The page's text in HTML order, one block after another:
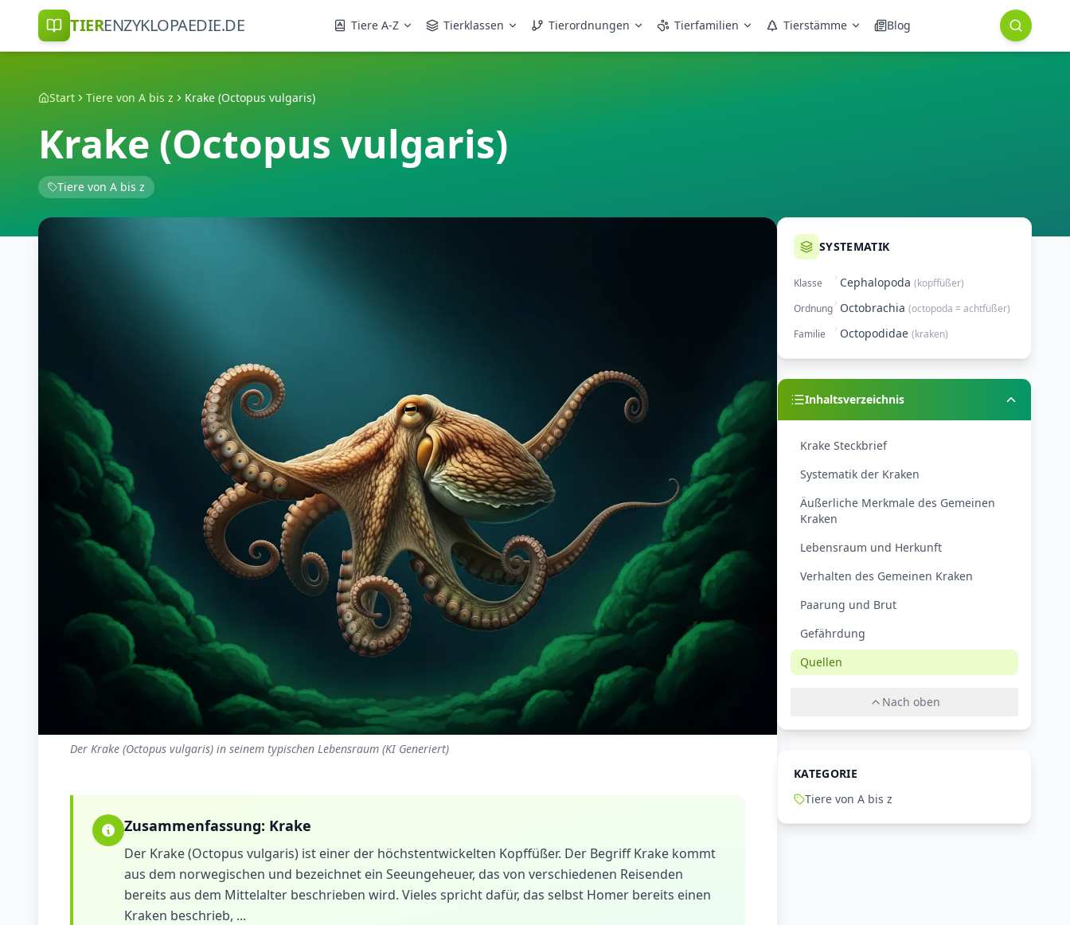
TIERENZYKLOPAEDIE.DE Tiere A-Z Tierklassen Tierordnungen Tierfamilien Tierstämme Blog
Start Tiere von A bis z Krake (Octopus vulgaris)
Krake (Octopus vulgaris)
Tiere von A bis z
Der Krake (Octopus vulgaris) in seinem typischen Lebensraum (KI Generiert)
Zusammenfassung: Krake
Der Krake (Octopus vulgaris) ist einer der höchstentwickelten Kopffüßer. Der Begriff Krake kommt
aus dem norwegischen und bezeichnet ein Seeungeheuer, das von verschiedenen Reisenden
bereits aus dem Mittelalter beschrieben wird. Vieles spricht dafür, das selbst Homer bereits einen
Kraken beschrieb, ...
SYSTEMATIK
Klasse Cephalopoda (kopffüßer)
Ordnung Octobrachia (octopoda = achtfüßer)
Familie
Octopodidae (kraken)
Inhaltsverzeichnis
Krake Steckbrief
Systematik der Kraken
Äußerliche Merkmale des Gemeinen
Kraken
Lebensraum und Herkunft
Verhalten des Gemeinen Kraken
Paarung und Brut
Gefährdung
Quellen
Nach oben
KATEGORIE
Tiere von A bis z